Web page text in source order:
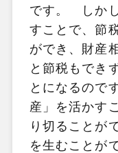
です。 しか
すことで、節
ができ、財産
と節税もでき
とになるので
産」を活かす
り切ることが
を生むことが